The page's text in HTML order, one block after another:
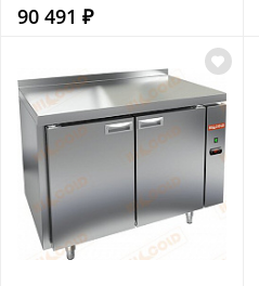
90 491 ₽